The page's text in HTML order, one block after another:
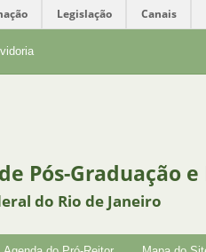
Legislação Canais
Pós-Graduação e
do Rio de Janeiro